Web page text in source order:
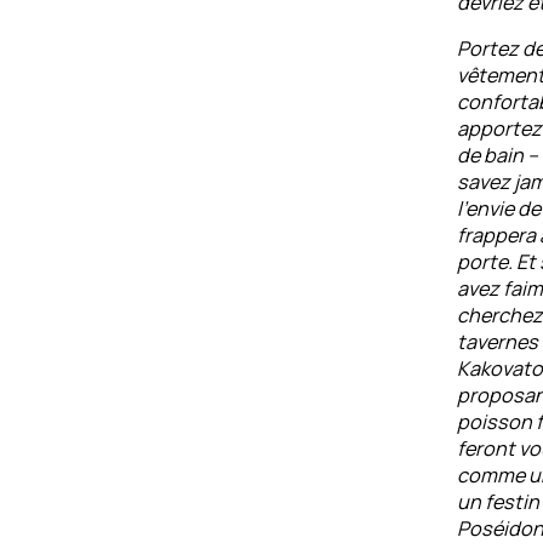
Portez
de bain
savez
l’envie
frappera
porte. Et
avez
tavernes
poisson
feront
comme
un festin